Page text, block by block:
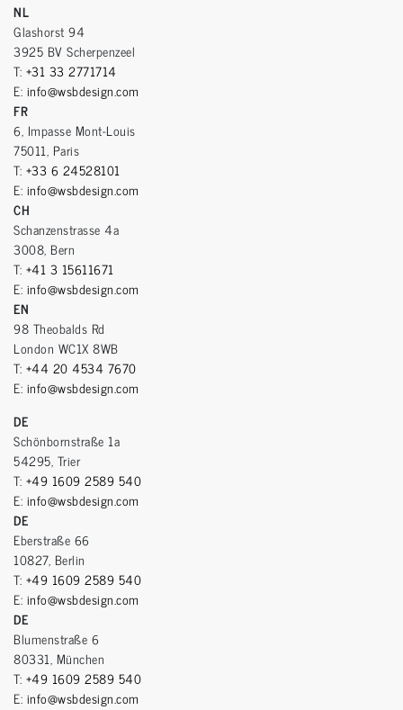
NL
Glashorst 94
3925 BV Scherpenzeel
T: +31 33 2771714
E: info@wsbdesign.com
FR
6, Impasse Mont-Louis
75011, Paris
T: +33 6 24528101
E: info@wsbdesign.com
CH
Schanzenstrasse 4a
3008, Bern
T: +41 3 15611671
E: info@wsbdesign.com
EN
98 Theobalds Rd
London WC1X 8WB
T: +44 20 4534 7670
E: info@wsbdesign.com
DE
Schönbornstraße 1a
54295, Trier
T: +49 1609 2589 540
E: info@wsbdesign.com
DE
Eberstraße 66
10827, Berlin
T: +49 1609 2589 540
E: info@wsbdesign.com
DE
Blumenstraße 6
80331, München
T: +49 1609 2589 540
E: info@wsbdesign.com